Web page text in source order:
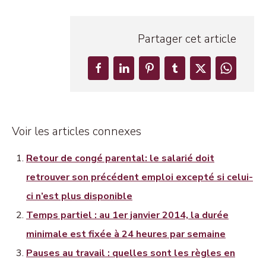
Partager cet article
Voir les articles connexes
Retour de congé parental: le salarié doit
retrouver son précédent emploi excepté si celui-
ci n’est plus disponible
Temps partiel : au 1er janvier 2014, la durée
minimale est fixée à 24 heures par semaine
Pauses au travail : quelles sont les règles en